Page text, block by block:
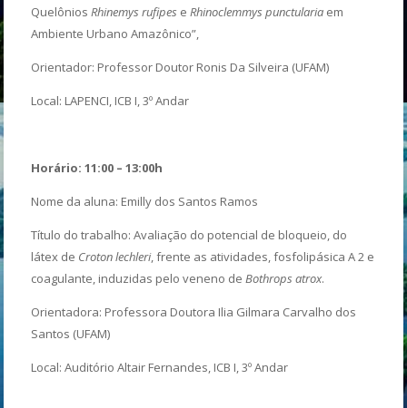
QuelôniosRhinemys rufipes eRhinoclemmys punctularia em
Ambiente Urbano Amazônico”,
Orientador: Professor Doutor Ronis Da Silveira (UFAM)
Local: LAPENCI, ICB I, 3º Andar
Horário: 11:00 – 13:00h
Nome da aluna: Emilly dos Santos Ramos
Título do trabalho: Avaliação do potencial de bloqueio, do
látex de Croton lechleri, frente as atividades, fosfolipásica A 2 e
coagulante, induzidas pelo veneno deBothrops atrox.
Orientadora: Professora Doutora Ilia Gilmara Carvalho dos
Santos (UFAM)
Local: Auditório Altair Fernandes, ICB I, 3º Andar